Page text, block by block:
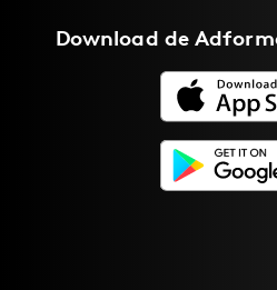
Digital transformation
Download de